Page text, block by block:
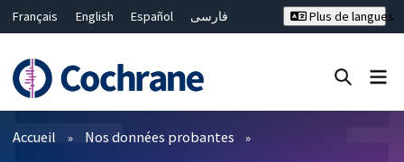
Français English Español
فارسی
Bahasa Malaysia
ไทย
繁體中文
简体中文
Plus de langues
Filtres
Accueil Nos données probantes